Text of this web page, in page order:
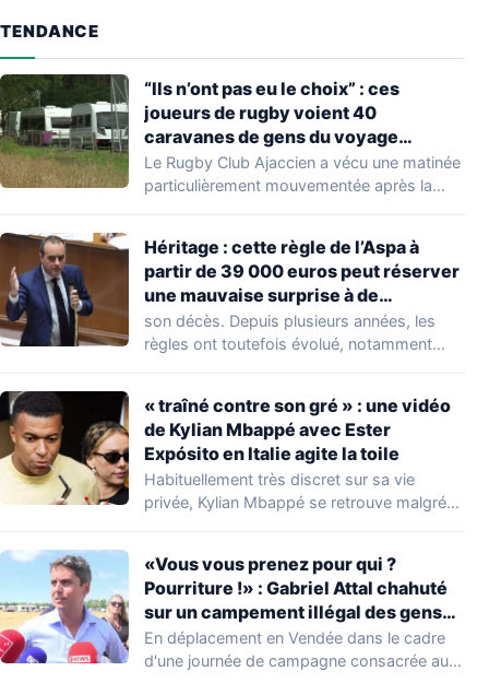
TENDANCE
“Ils n’ont pas eu le choix” : ces
joueurs de rugby voient 40
caravanes de gens du voyage
s’installer dans leur stade, ils les
délogent en moins d’1 heure
Le Rugby Club Ajaccien a vécu une matinée
particulièrement mouvementée après la
Héritage : cette règle de l’Aspa à
partir de 39 000 euros peut réserver
une mauvaise surprise à de
nombreuses familles
son décès. Depuis plusieurs années, les
règles ont toutefois évolué, notamment
« traîné contre son gré » : une vidéo
de Kylian Mbappé avec Ester
Expósito en Italie agite la toile
Habituellement très discret sur sa vie
privée, Kylian Mbappé se retrouve malgré
«Vous vous prenez pour qui ?
Pourriture !» : Gabriel Attal chahuté
sur un campement illégal des gens
du voyage
En déplacement en Vendée dans le cadre
d'une journée de campagne consacrée aux